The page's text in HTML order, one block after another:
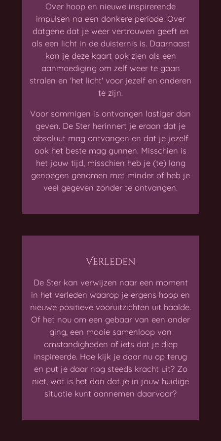
Over hoop en nieuwe inspirerende
impulsen na een donkere periode. Over
datgene dat je weer vertrouwen geeft en
als een licht in de duisternis is. Daarnaast
kan je deze kaart ook zien als een
aanmoediging om zelf weer te gaan
stralen en 'het licht' voor jezelf en anderen
te zijn.
Voor sommigen is ontvangen lastiger dan
geven. De Ster herinnert je eraan dat je
absoluut mag ontvangen en dat je jezelf
ook het beste mag gunnen. Misschien is
het jouw tijd, misschien heb je (te) lang
genoegen genomen met minder of heb je
veel gegeven zonder te ontvangen.
Verleden
De Ster kan verwijzen naar een moment
in het verleden waarop je ergens hoop en
nieuwe positieve vooruitzichten uit haalde.
Of het nou om een gebaar van een ander
ging, een mooie samenloop van
omstandigheden of iets dat je diep
inspireerde. Hoe kijk je daar nu op terug
en put je daar nog steeds kracht uit? Zo
niet, wat is het dan dat je in jouw huidige
situatie kunt aannemen daarvoor?